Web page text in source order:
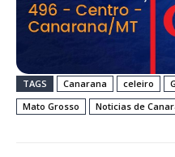
TAGS Canarana celeiro
Mato Grosso
Noticias de